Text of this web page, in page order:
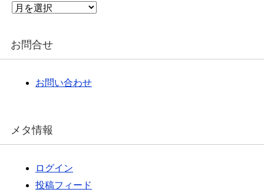
ア
イ
お問合せ
お問い合わせ
メタ情報
ログイン
投稿フィード